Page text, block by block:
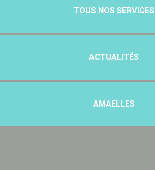
TOUS NOS SERVICES
ACTUALITÉS
AMAELLES